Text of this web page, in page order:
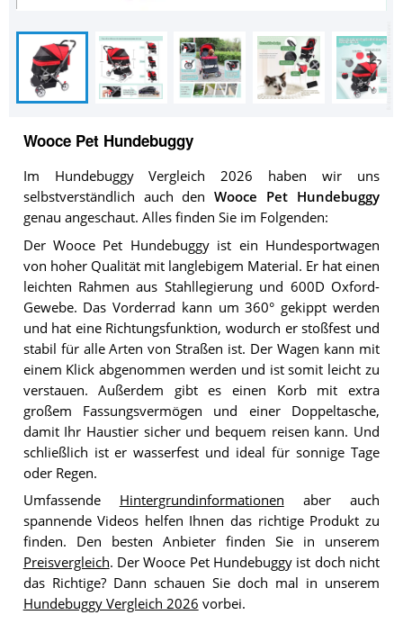
Wooce Pet Hundebuggy
Im Hundebuggy Vergleich 2026 haben wir uns
selbstverständlich auch denWooce Pet Hundebuggy
genau angeschaut. Alles finden Sie im Folgenden:
Der Wooce Pet Hundebuggy ist ein Hundesportwagen
von hoher Qualität mit langlebigem Material. Er hat einen
leichten Rahmen aus Stahllegierung und 600D Oxford-
Gewebe. Das Vorderrad kann um 360° gekippt werden
und hat eine Richtungsfunktion, wodurch er stoßfest und
stabil für alle Arten von Straßen ist. Der Wagen kann mit
einem Klick abgenommen werden und ist somit leicht zu
verstauen. Außerdem gibt es einen Korb mit extra
großem Fassungsvermögen und einer Doppeltasche,
damit Ihr Haustier sicher und bequem reisen kann. Und
schließlich ist er wasserfest und ideal für sonnige Tage
oder Regen.
Umfassende Hintergrundinformationen aber auch
spannende Videos helfen Ihnen das richtige Produkt zu
finden. Den besten Anbieter finden Sie in unserem
Preisvergleich. Der Wooce Pet Hundebuggy ist doch nicht
das Richtige? Dann schauen Sie doch mal in unserem
Hundebuggy Vergleich 2026 vorbei.